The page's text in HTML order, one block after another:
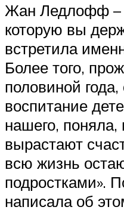
Жан Ледлофф –
которую вы
встретила
Более того,
половиной
воспитание
нашего, поняла,
вырастают
всю жизнь
подростками».
написала об